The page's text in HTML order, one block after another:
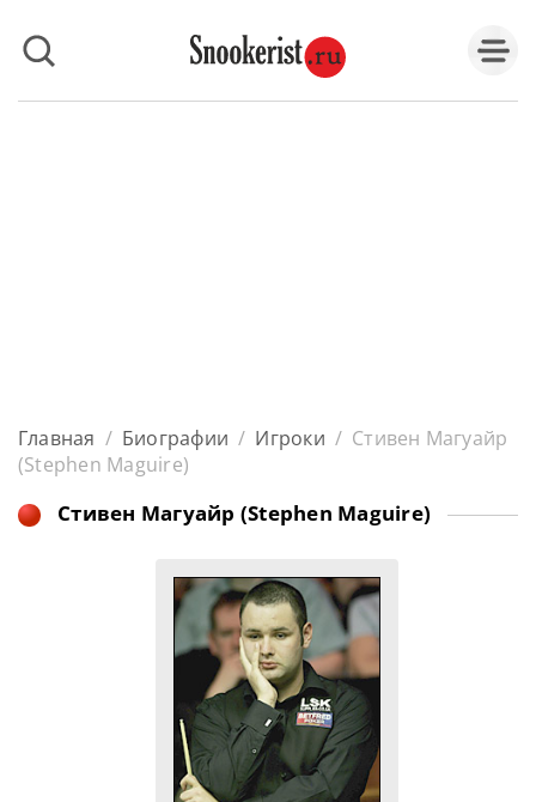
Главная / Биографии / Игроки / Стивен Магуайр
(Stephen Maguire)
Стивен Магуайр (Stephen Maguire)